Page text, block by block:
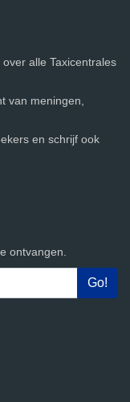
alle Taxicentrales
van meningen,
en schrijf ook
ontvangen.